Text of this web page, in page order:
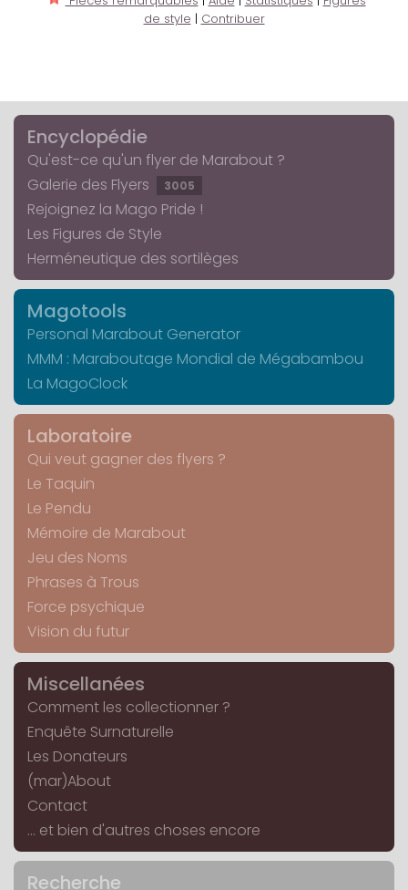
de style | Contribuer
Encyclopédie
Qu'est-ce qu'un flyer de Marabout ?
Galerie des Flyers
3005
Rejoignez la Mago Pride !
Les Figures de Style
Herméneutique des sortilèges
Magotools
Personal Marabout Generator
MMM : Maraboutage Mondial de Mégabambou
La MagoClock
Laboratoire
Qui veut gagner des flyers ?
Le Taquin
Le Pendu
Mémoire de Marabout
Jeu des Noms
Phrases à Trous
Force psychique
Vision du futur
Miscellanées
Comment les collectionner ?
Enquête Surnaturelle
Les Donateurs
(mar)About
Contact
... et bien d'autres choses encore
Recherche